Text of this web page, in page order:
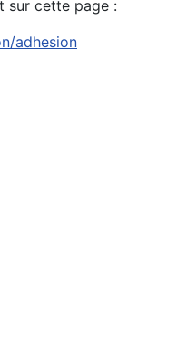
sur cette page :
adhesion